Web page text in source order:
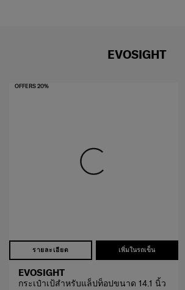
EVOSIGHT
รายละเอียด เพิ่มในรถเข็น
OFFERS 20%
EVOSIGHT
กระเป๋าเป้สำหรับแล็ปท็อปขนาด 14.1 นิ้ว